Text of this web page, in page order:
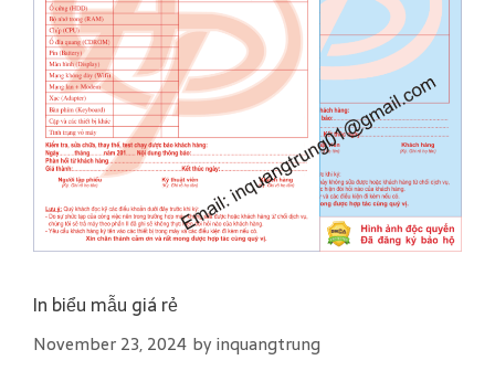
In biểu mẫu giá rẻ
November 23, 2024 by inquangtrung